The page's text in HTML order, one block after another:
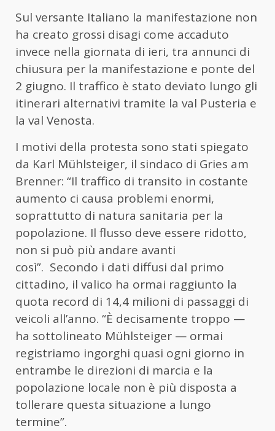
Sul versante Italiano la manifestazione non
ha creato grossi disagi come accaduto
invece nella giornata di ieri, tra annunci di
chiusura per la manifestazione e ponte del
2 giugno. Il traffico è stato deviato lungo gli
itinerari alternativi tramite la val Pusteria e
la val Venosta.
I motivi della protesta sono stati spiegato
da Karl Mühlsteiger, il sindaco di Gries am
Brenner: “Il traffico di transito in costante
aumento ci causa problemi enormi,
soprattutto di natura sanitaria per la
popolazione. Il flusso deve essere ridotto,
non si può più andare avanti
così”. Secondo i dati diffusi dal primo
cittadino, il valico ha ormai raggiunto la
quota record di 14,4 milioni di passaggi di
veicoli all’anno. “È decisamente troppo —
ha sottolineato Mühlsteiger — ormai
registriamo ingorghi quasi ogni giorno in
entrambe le direzioni di marcia e la
popolazione locale non è più disposta a
tollerare questa situazione a lungo
termine”.